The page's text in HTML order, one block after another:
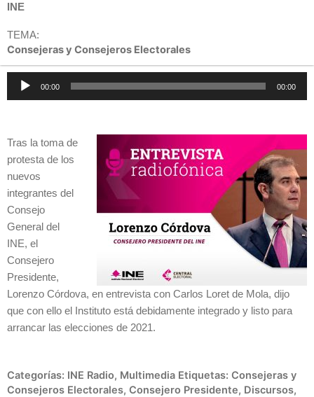
INE
TEMA:
Consejeras y Consejeros Electorales
Reproductor
00:00 00:00
Tras la toma de
protesta de los
nuevos
integrantes del
Consejo
General del
INE, el
Consejero
Presidente,
Lorenzo Córdova, en entrevista con Carlos Loret de Mola, dijo
que con ello el Instituto está debidamente integrado y listo para
arrancar las elecciones de 2021.
Categorías: INE Radio, Multimedia Etiquetas: Consejeras y
Consejeros Electorales, Consejero Presidente, Discursos,